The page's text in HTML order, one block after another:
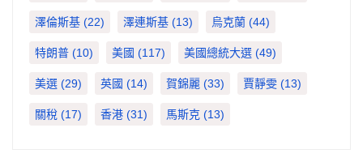
澤倫斯基 (22) 澤連斯基 (13) 烏克蘭 (44)
特朗普 (10) 美國 (117) 美國總統大選 (49)
美選 (29) 英國 (14) 賀錦麗 (33) 賈靜雯 (13)
關稅 (17) 香港 (31) 馬斯克 (13)